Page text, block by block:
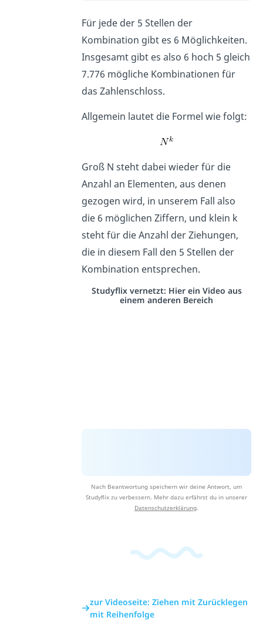
Für jede der 5 Stellen der
Kombination gibt es 6 Möglichkeiten.
Insgesamt gibt es also 6 hoch 5 gleich
7.776 mögliche Kombinationen für
das Zahlenschloss.
Allgemein lautet die Formel wie folgt:
Groß N steht dabei wieder für die
Anzahl an Elementen, aus denen
gezogen wird, in unserem Fall also
die 6 möglichen Ziffern, und klein k
steht für die Anzahl der Ziehungen,
die in diesem Fall den 5 Stellen der
Kombination entsprechen.
Studyflix vernetzt: Hier ein Video aus
einem anderen Bereich
Nach Beantwortung speichern wir deine Antwort, um
Studyflix zu verbessern. Mehr dazu erfährst du in unserer
Datenschutzerklärung.
zur Videoseite: Ziehen mit Zurücklegen
mit Reihenfolge